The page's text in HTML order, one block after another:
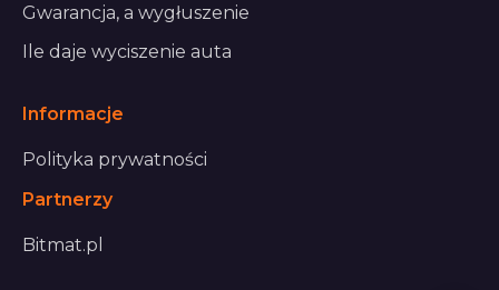
Gwarancja, a wygłuszenie
Ile daje wyciszenie auta
Informacje
Polityka prywatności
Partnerzy
Bitmat.pl